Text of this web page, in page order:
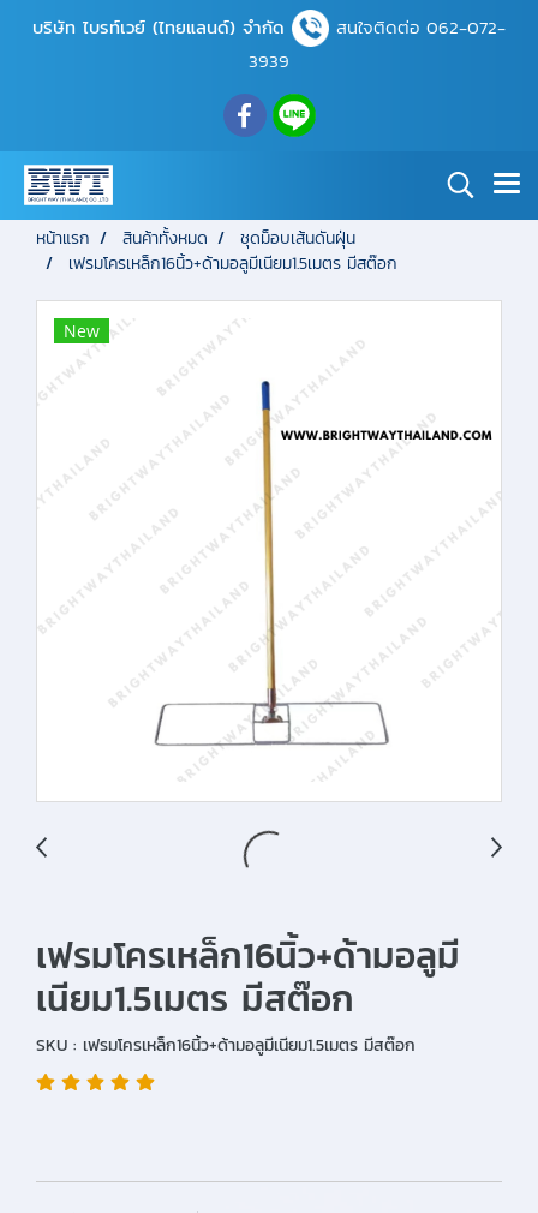
บริษัท ไบรท์เวย์ (ไทยแลนด์) จำกัด
สนใจติดต่อ 062-072-
3939
หน้าแรก สินค้าทั้งหมด
ชุดม็อบเส้นดันฝุ่น
เฟรมโครเหล็ก16นิ้ว+ด้ามอลูมีเนียม1.5เมตร มีสต๊อก
New
เฟรมโครเหล็ก16นิ้ว+ด้ามอลูมี
เนียม1.5เมตร มีสต๊อก
SKU : เฟรมโครเหล็ก16นิ้ว+ด้ามอลูมีเนียม1.5เมตร มีสต๊อก